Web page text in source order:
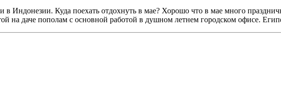
Куда поехать отдохнуть в мае? Хорошо что в мае много
на даче пополам с основной работой в душном летнем городском офисе.